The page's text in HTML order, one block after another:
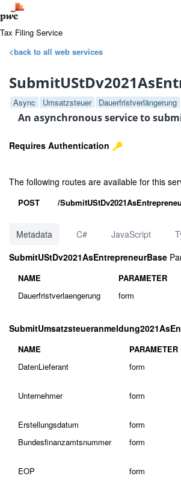
Tax Filing Service
<back to all web services
Async Umsatzsteuer Dauerfristverlängerung
An asynchronous service to
Requires Authentication
The following routes are available for this
POST /
Metadata C# JavaScript
SubmitUStDv2021AsEntrepreneurBase
NAME PARAMETER
Dauerfristverlaengerung
form
NAME PARAMETER
DatenLieferant
form
Unternehmer
form
Erstellungsdatum
form
Bundesfinanzamtsnummer
form
EOP
form